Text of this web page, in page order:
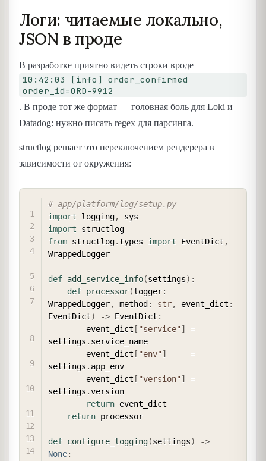
Логи: читаемые локально,
JSON в проде
В разработке приятно видеть строки вроде
10:42:03 [info] order_confirmed
order_id=ORD-9912
. В проде тот же формат — головная боль для Loki и
Datadog: нужно писать regex для парсинга.
structlog решает это переключением рендерера в
зависимости от окружения:
# app/platform/log/setup.py
import logging,
import
from structlog.types import EventDict ,
WrappedLogger
def add_service_info(settings) :
def processor(logger:
WrappedLogger, method : str, event_dict :
EventDict) -> EventDict :
        event_dict
[ "service"]
=
settings . service_name
        event_dict
[ "env"]
=
settings . app_env
        event_dict
[ "version"]
=
settings .version
return event_dict
return processor
def configure_logging(settings) ->
None: